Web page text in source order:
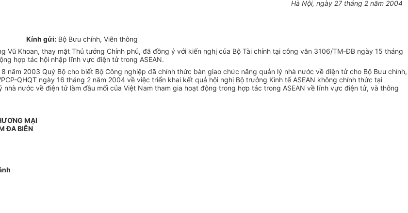
Hà Nội, ngày 27 tháng 2 năm 2004
Kính gửi: Bộ Bưu chính, Viễn thông
Vũ Khoan, thay mặt Thủ tướng Chính phủ, đã đồng ý với kiến nghị của Bộ Tài chính tại công văn 3106/TM-ĐB ngày 15 tháng
hợp tác hội nhập lĩnh vực điện tử trong ASEAN.
năm 2003 Quý Bộ cho biết Bộ Công nghiệp đã chính thức bàn giao chức năng quản lý nhà nước về điện tử cho Bộ Bưu chính,
QHQT ngày 16 tháng 2 năm 2004 về việc triển khai kết quả hội nghị Bộ trưởng Kinh tế ASEAN không chính thức tại
nước về điện tử làm đầu mối của Việt Nam tham gia hoạt động trong hợp tác trong ASEAN về lĩnh vực điện tử, và thông
MẠI
ĐA BIÊN